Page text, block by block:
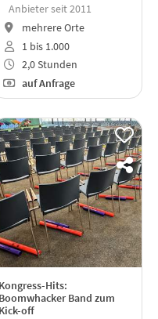
Anbieter seit 2011
mehrere Orte
1 bis 1.000
2,0 Stunden
auf Anfrage
Kongress-Hits:
Boomwhacker Band zum
Kick-off